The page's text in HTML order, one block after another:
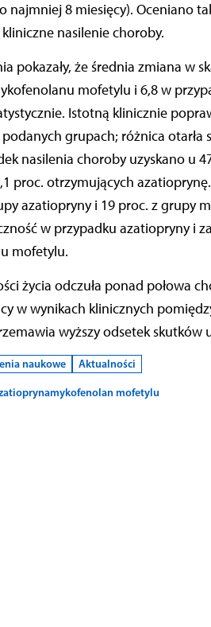
najmniej 8 miesięcy). Oceniano
kliniczne nasilenie choroby.
pokazały, że średnia zmiana w
mofetylu i 6,8 w
Istotną klinicznie
grupach; różnica otarła
nasilenia choroby uzyskano u
proc. otrzymujących
azatiopryny i 19 proc. z grupy
w przypadku azatiopryny i
mofetylu.
życia odczuła ponad połowa
w wynikach klinicznych
wyższy odsetek skutków
naukowe
Aktualności
mykofenolan mofetylu